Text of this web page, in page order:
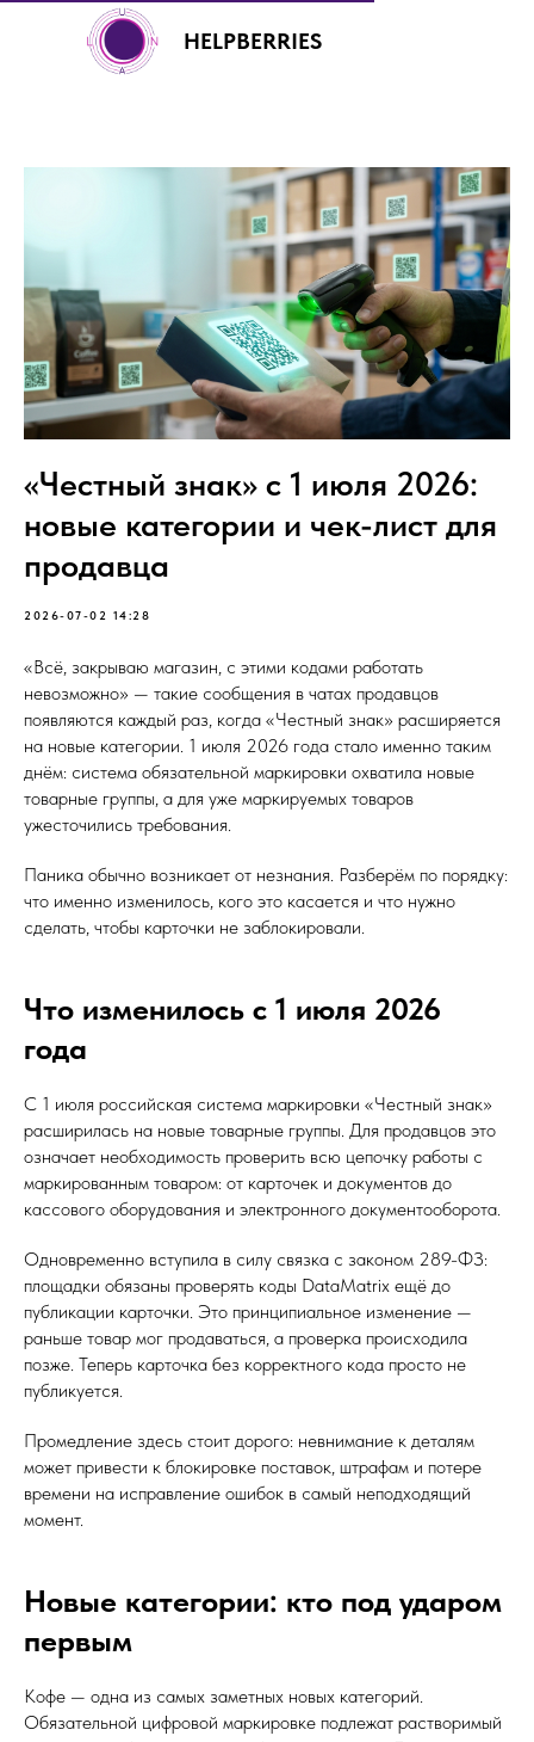
HELPBERRIES
+7 (499) 460-00-92
«Честный знак» с 1 июля 2026:
новые категории и чек-лист для
продавца
2026-07-02 14:28
«Всё, закрываю магазин, с этими кодами работать
невозможно» — такие сообщения в чатах продавцов
появляются каждый раз, когда «Честный знак» расширяется
на новые категории. 1 июля 2026 года стало именно таким
днём: система обязательной маркировки охватила новые
товарные группы, а для уже маркируемых товаров
ужесточились требования.
Паника обычно возникает от незнания. Разберём по порядку:
что именно изменилось, кого это касается и что нужно
сделать, чтобы карточки не заблокировали.
Что изменилось с 1 июля 2026
года
С 1 июля российская система маркировки «Честный знак»
расширилась на новые товарные группы. Для продавцов это
означает необходимость проверить всю цепочку работы с
маркированным товаром: от карточек и документов до
кассового оборудования и электронного документооборота.
Одновременно вступила в силу связка с законом 289-ФЗ:
площадки обязаны проверять коды DataMatrix ещё до
публикации карточки. Это принципиальное изменение —
раньше товар мог продаваться, а проверка происходила
позже. Теперь карточка без корректного кода просто не
публикуется.
Промедление здесь стоит дорого: невнимание к деталям
может привести к блокировке поставок, штрафам и потере
времени на исправление ошибок в самый неподходящий
момент.
Новые категории: кто под ударом
первым
Кофе — одна из самых заметных новых категорий.
Обязательной цифровой маркировке подлежат растворимый